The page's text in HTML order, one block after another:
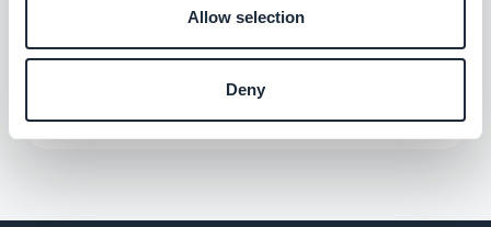
Allow selection
Deny
Salesforce
Boost your sales and conversion rates